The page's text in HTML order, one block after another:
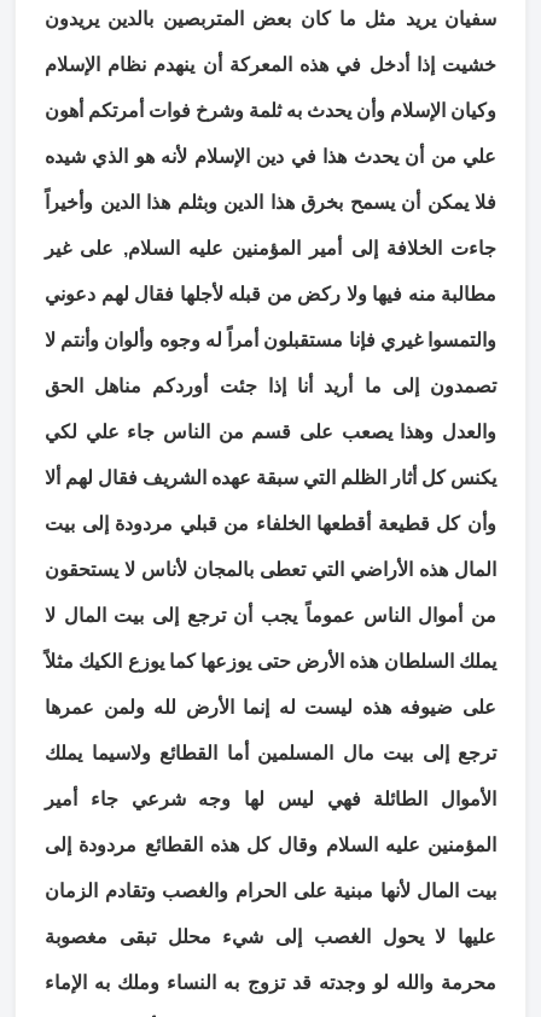
سفيان يريد مثل ما كان بعض المتربصين بالدين يريدون
خشيت إذا أدخل في هذه المعركة أن ينهدم نظام الإسلام
وكيان الإسلام وأن يحدث به ثلمة وشرخ فوات أمرتكم أهون
علي من أن يحدث هذا في دين الإسلام لأنه هو الذي شيده
فلا يمكن أن يسمح بخرق هذا الدين وبثلم هذا الدين وأخيراً
جاءت الخلافة إلى أمير المؤمنين عليه السلام, على غير
مطالبة منه فيها ولا ركض من قبله لأجلها فقال لهم دعوني
والتمسوا غيري فإنا مستقبلون أمراً له وجوه وألوان وأنتم لا
تصمدون إلى ما أريد أنا إذا جئت أوردكم مناهل الحق
والعدل وهذا يصعب على قسم من الناس جاء علي لكي
يكنس كل أثار الظلم التي سبقة عهده الشريف فقال لهم ألا
وأن كل قطيعة أقطعها الخلفاء من قبلي مردودة إلى بيت
المال هذه الأراضي التي تعطى بالمجان لأناس لا يستحقون
من أموال الناس عموماً يجب أن ترجع إلى بيت المال لا
يملك السلطان هذه الأرض حتى يوزعها كما يوزع الكيك مثلاً
على ضيوفه هذه ليست له إنما الأرض لله ولمن عمرها
ترجع إلى بيت مال المسلمين أما القطائع ولاسيما يملك
الأموال الطائلة فهي ليس لها وجه شرعي جاء أمير
المؤمنين عليه السلام وقال كل هذه القطائع مردودة إلى
بيت المال لأنها مبنية على الحرام والغصب وتقادم الزمان
عليها لا يحول الغصب إلى شيء محلل تبقى مغصوبة
محرمة والله لو وجدته قد تزوج به النساء وملك به الإماء